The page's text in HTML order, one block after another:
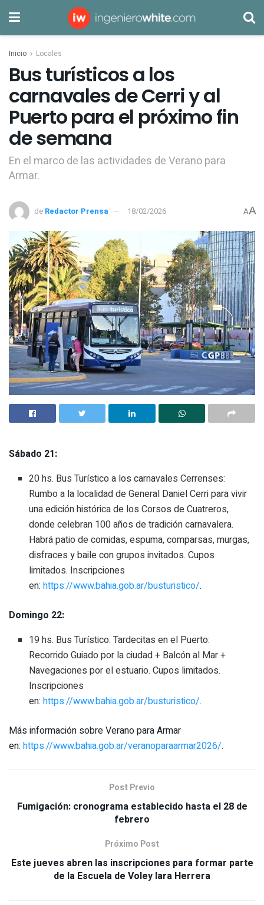
Inicio Locales
Bus turísticos a los
carnavales de Cerri y al
Puerto para el próximo fin
de semana
En el marco de las actividades de Verano para
Armar.
de Redactor Prensa 18/02/2026 AA
Sábado 21:
20 hs. Bus Turístico a los carnavales Cerrenses:
Rumbo a la localidad de General Daniel Cerri para vivir
una edición histórica de los Corsos de Cuatreros,
donde celebran 100 años de tradición carnavalera.
Habrá patio de comidas, espuma, comparsas, murgas,
disfraces y baile con grupos invitados. Cupos
limitados. Inscripciones
en:https://www.bahia.gob.ar/busturistico/.
Domingo 22:
19 hs. Bus Turístico. Tardecitas en el Puerto:
Recorrido Guiado por la ciudad + Balcón al Mar +
Navegaciones por el estuario. Cupos limitados.
Inscripciones
en:https://www.bahia.gob.ar/busturistico/.
Más información sobre Verano para Armar
en: https://www.bahia.gob.ar/veranoparaarmar2026/.
Post Previo
Fumigación: cronograma establecido hasta el 28 de
febrero
Próximo Post
Este jueves abren las inscripciones para formar parte
de la Escuela de Voley Iara Herrera